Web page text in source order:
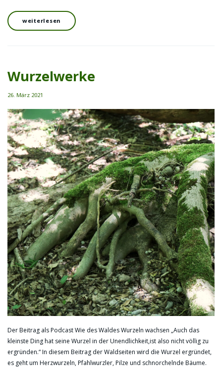
weiterlesen
Wurzelwerke
26. März 2021
Der Beitrag als Podcast Wie des Waldes Wurzeln wachsen „Auch das
kleinste Ding hat seine Wurzel in der Unendlichkeit,ist also nicht völlig zu
ergründen.“ In diesem Beitrag der Waldseiten wird die Wurzel ergründet,
es geht um Herzwurzeln, Pfahlwurzler, Pilze und schnorchelnde Bäume.